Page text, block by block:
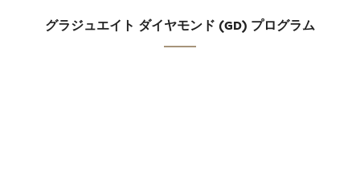
グラジュエイト ダイヤモンド (GD) プログラム